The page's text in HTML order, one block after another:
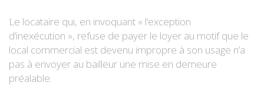
Le locataire qui, en invoquant « l’exception
d’inexécution », refuse de payer le loyer au motif que le
local commercial est devenu impropre à son usage n’a
pas à envoyer au bailleur une mise en demeure
préalable.